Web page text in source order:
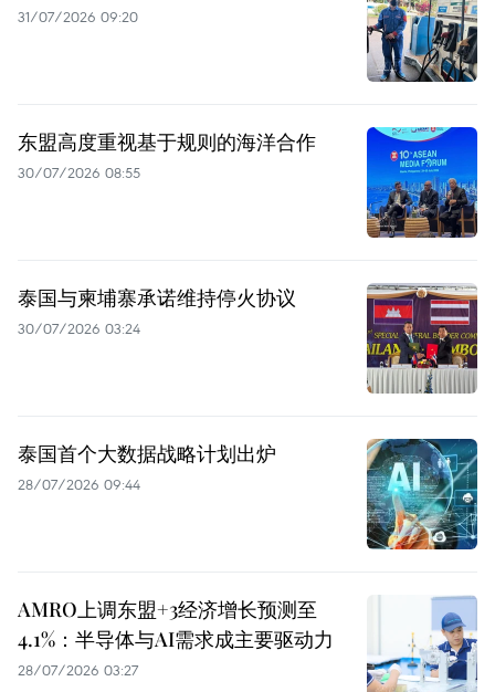
31/07/2026 09:20
东盟高度重视基于规则的海洋合作
30/07/2026 08:55
泰国与柬埔寨承诺维持停火协议
30/07/2026 03:24
泰国首个大数据战略计划出炉
28/07/2026 09:44
AMRO上调东盟+3经济增长预测至
4.1%：半导体与AI需求成主要驱动力
28/07/2026 03:27